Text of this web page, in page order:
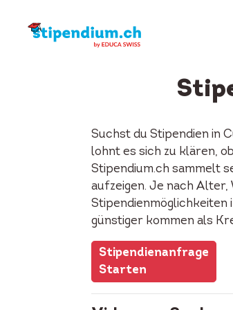
Suchst du Stipendien in
lohnt es sich zu klären,
Stipendium.ch sammelt
aufzeigen. Je nach Alter,
Stipendienmöglichkeiten
günstiger kommen als
Stipendienanfrage
Starten